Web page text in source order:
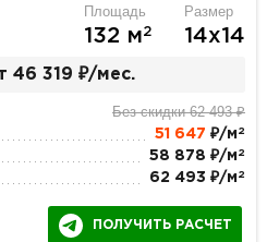
Площадь
132 м2
Размер
14х14
46 319 ₽/мес.
Без скидки 62 493 ₽
51 647 ₽/м 2
58 878 ₽/м 2
62 493 ₽/м 2
ПОЛУЧИТЬ РАСЧЕТ